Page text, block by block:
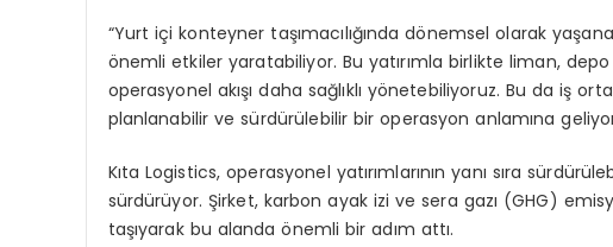
“Yurt içi konteyner taşımacılığında dönemsel olarak
önemli etkiler yaratabiliyor. Bu yatırımla birlikte liman,
operasyonel akışı daha sağlıklı yönetebiliyoruz. Bu da iş
planlanabilir ve sürdürülebilir bir operasyon anlamına
Kıta Logistics, operasyonel yatırımlarının yanı sıra
sürdürüyor. Şirket, karbon ayak izi ve sera gazı (GHG)
taşıyarak bu alanda önemli bir adım attı.